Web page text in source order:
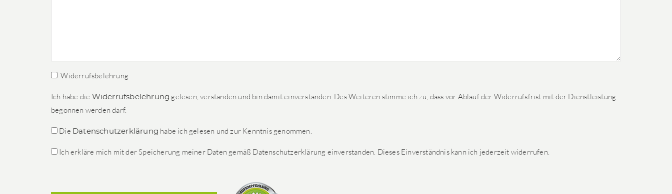
Widerrufsbelehrung
Ich habe die Widerrufsbelehrung gelesen, verstanden und bin damit einverstanden. Des Weiteren stimme ich zu, dass vor Ablauf der Widerrufsfrist mit der Dienstleistung
begonnen werden darf.
Die Datenschutzerklärung habe ich gelesen und zur Kenntnis genommen.
Ich erkläre mich mit der Speicherung meiner Daten gemäß Datenschutzerklärung einverstanden. Dieses Einverständnis kann ich jederzeit widerrufen.